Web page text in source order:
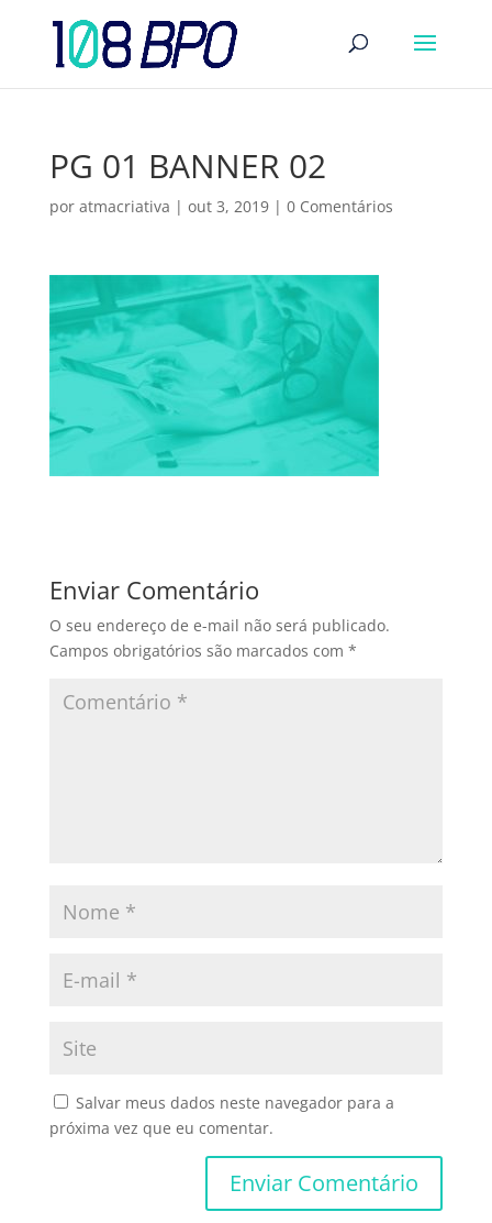
PG 01 BANNER 02
por atmacriativa | out 3, 2019| 0 Comentários
Enviar Comentário
O seu endereço de e-mail não será publicado.
Campos obrigatórios são marcados com *
Salvar meus dados neste navegador para a
próxima vez que eu comentar.